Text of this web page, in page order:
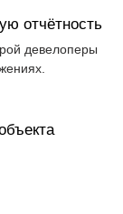
отчётность
девелоперы